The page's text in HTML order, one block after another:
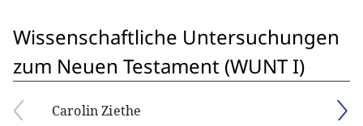
Wissenschaftliche Untersuchungen
zum Neuen Testament (WUNT I)
Carolin Ziethe